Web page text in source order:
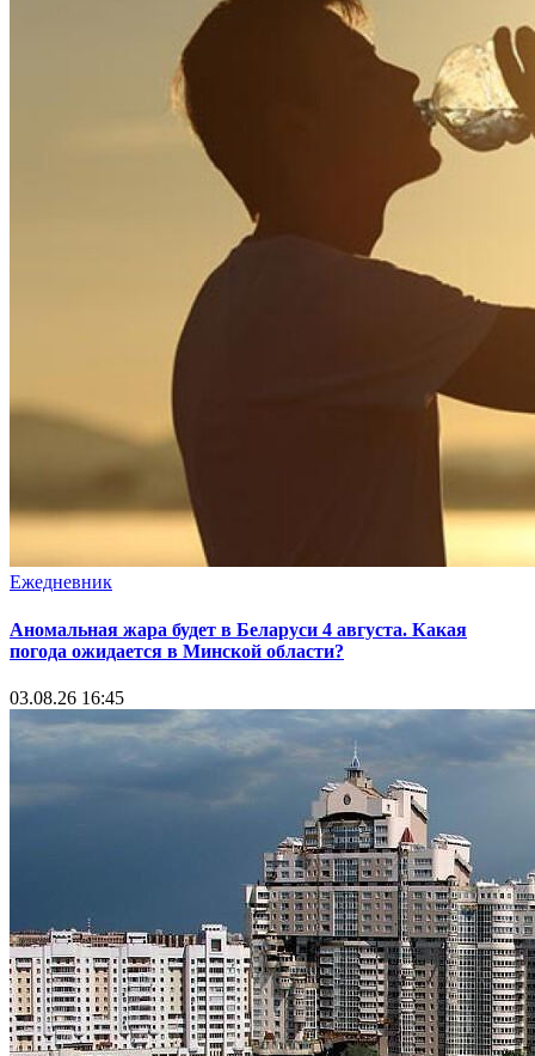
Ежедневник
Аномальная жара будет в Беларуси 4 августа. Какая
погода ожидается в Минской области?
03.08.26 16:45